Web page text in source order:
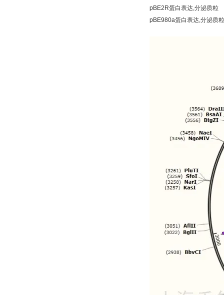
pBE2R蛋白表达,分泌质粒
pBE980a蛋白表达,分泌质粒